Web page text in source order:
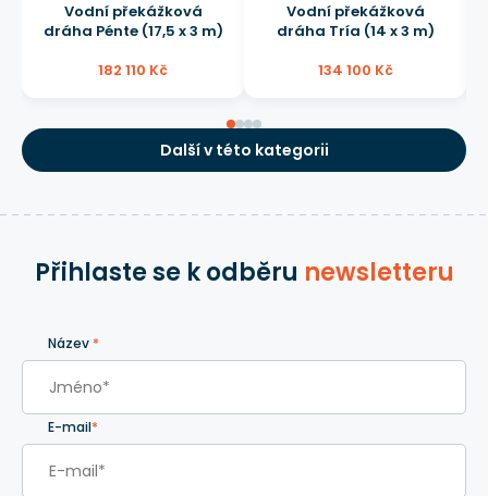
Vodní překážková
dráha Pénte (17,5 x 3 m)
182 110 Kč
Vodní překážková
dráha Tría (14 x 3 m)
134 100 Kč
Další v této kategorii
Přihlaste se k odběru newsletteru
Název *
E-mail*